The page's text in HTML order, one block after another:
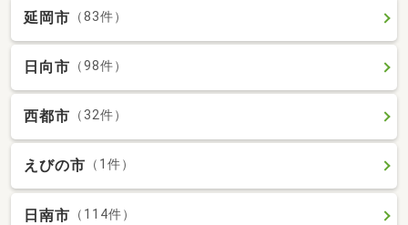
延岡市 （83件）
日向市 （98件）
西都市 （32件）
えびの市 （1件）
日南市 （114件）